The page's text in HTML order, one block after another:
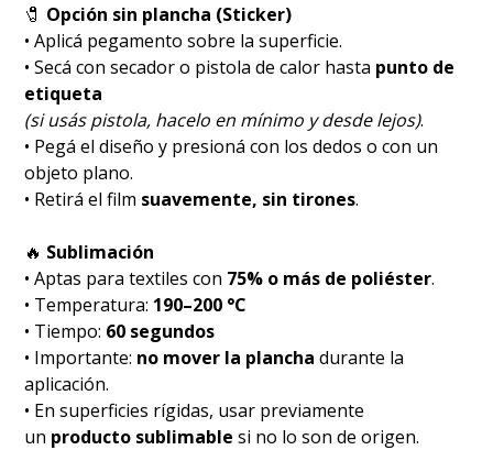
🧷 Opción sin plancha (Sticker)
• Aplicá pegamento sobre la superficie.
• Secá con secador o pistola de calor hasta punto de
etiqueta
(si usás pistola, hacelo en mínimo y desde lejos).
• Pegá el diseño y presioná con los dedos o con un
objeto plano.
• Retirá el film suavemente, sin tirones.
🔥 Sublimación
• Aptas para textiles con 75% o más de poliéster.
• Temperatura: 190–200 °C
• Tiempo: 60 segundos
• Importante: no mover la plancha durante la
aplicación.
• En superficies rígidas, usar previamente
un producto sublimable si no lo son de origen.